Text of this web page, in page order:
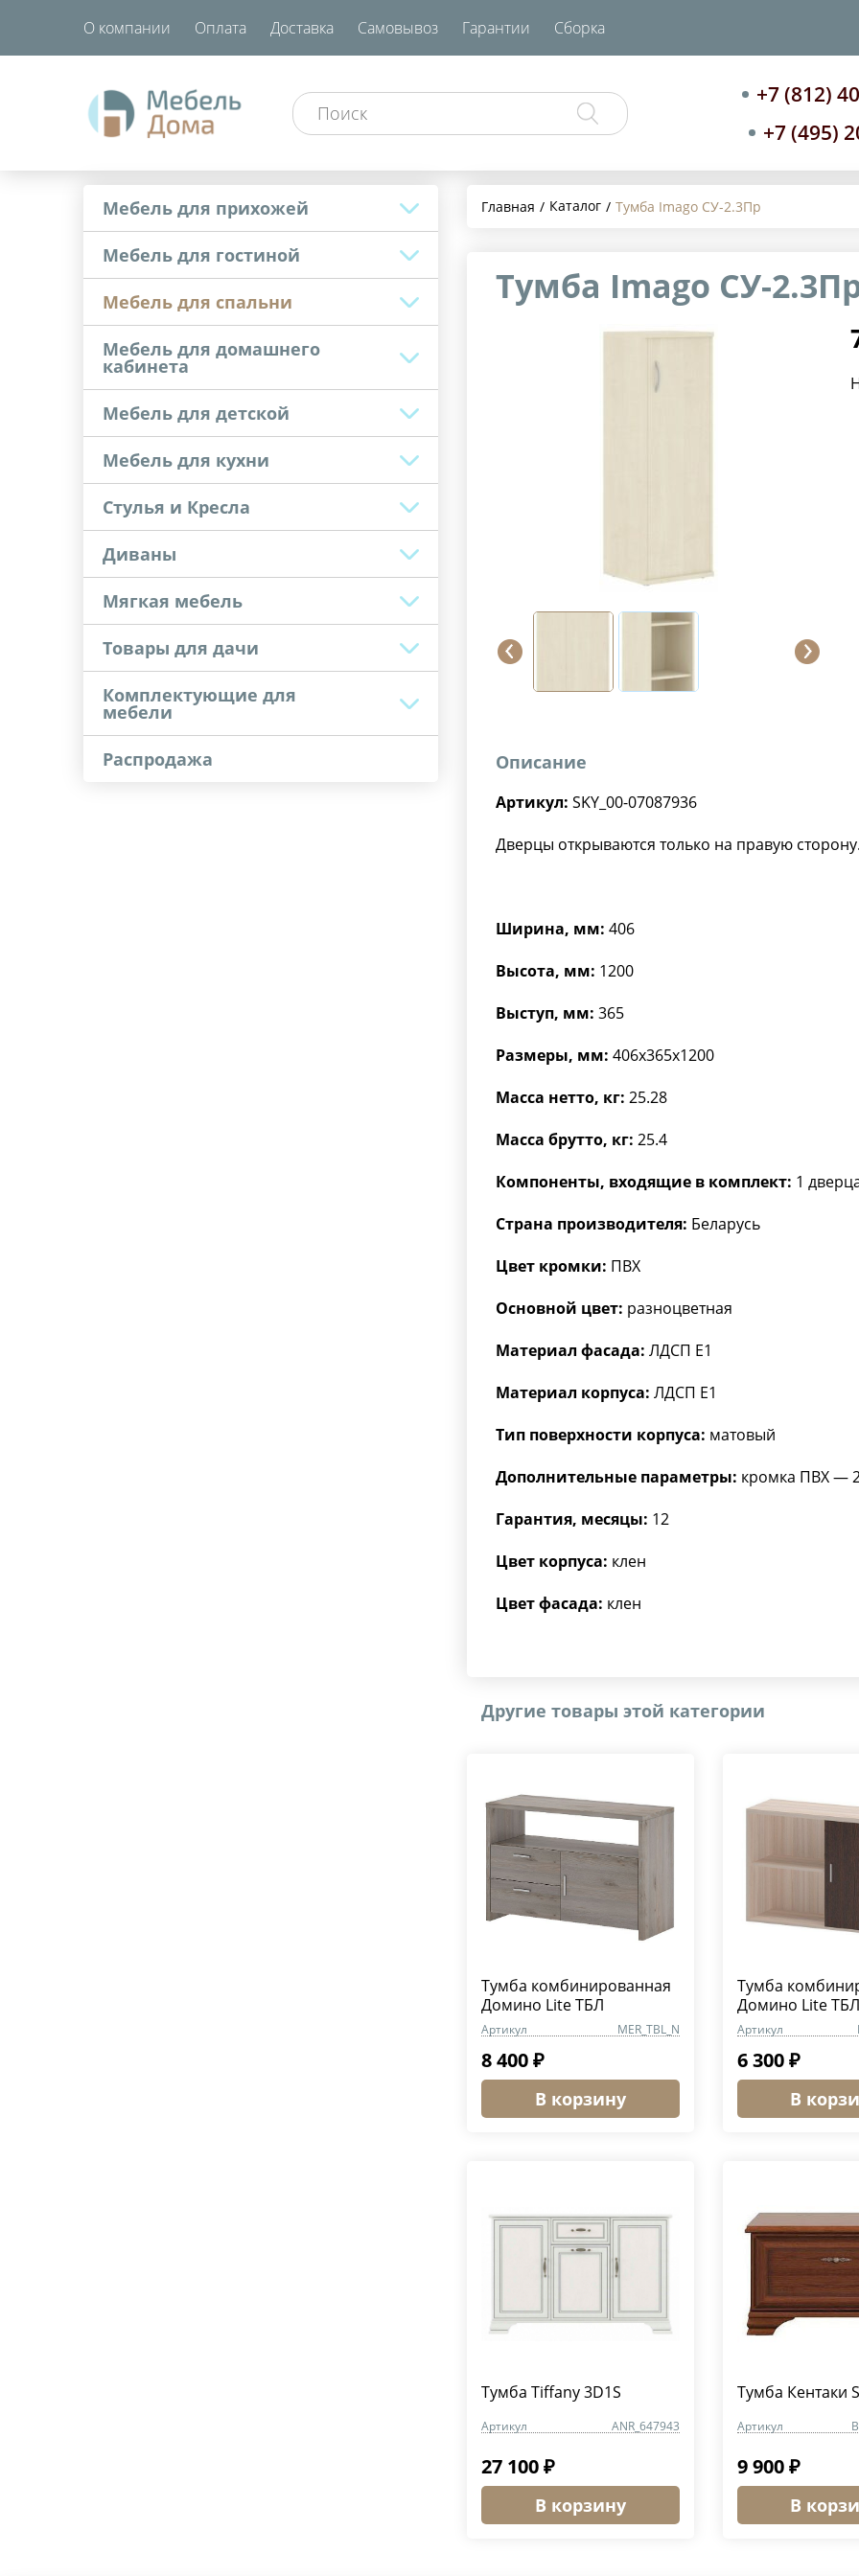
О компании Оплата Доставка Самовывоз Гарантии Сборка
+7 (812)
+7 (495)
Мебель для прихожей
Мебель для гостиной
Мебель для спальни
Мебель для домашнего
кабинета
Мебель для детской
Мебель для кухни
Стулья и Кресла
Диваны
Мягкая мебель
Товары для дачи
Комплектующие для
мебели
Распродажа
Главная Каталог Тумба Imago СУ-2.3Пр
Тумба Imago СУ-
Описание
Артикул: SKY_00-07087936
Дверцы открываются только на правую
Ширина, мм: 406
Высота, мм: 1200
Выступ, мм: 365
Размеры, мм: 406x365x1200
Масса нетто, кг: 25.28
Масса брутто, кг: 25.4
Компоненты, входящие в комплект: 1
Страна производителя: Беларусь
Цвет кромки: ПВХ
Основной цвет: разноцветная
Материал фасада: ЛДСП Е1
Материал корпуса: ЛДСП Е1
Тип поверхности корпуса: матовый
Дополнительные параметры: кромка ПВХ —
Гарантия, месяцы: 12
Цвет корпуса: клен
Цвет фасада: клен
Другие товары этой категории
Тумба комбинированная
Домино Lite ТБЛ
Артикул MER_TBL_N
8 400 ₽
В корзину
Тумба
Домино Lite
Артикул
6 300 ₽
В
Тумба Tiffany 3D1S
Артикул ANR_647943
27 100 ₽
В корзину
Тумба Кентаки
Артикул
9 900 ₽
В